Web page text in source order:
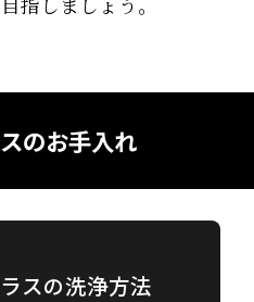
のお手入れ
スの洗浄方法